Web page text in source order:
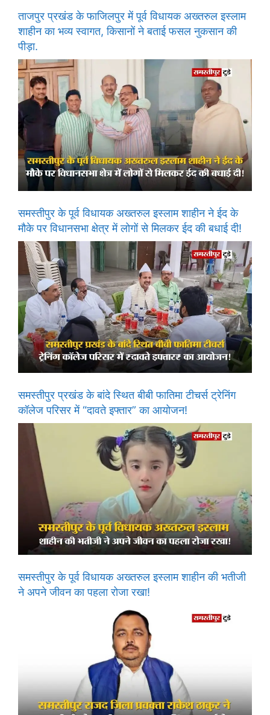
ताजपुर प्रखंड के फाजिलपुर में पूर्व विधायक अख्तरुल इस्लाम
शाहीन का भव्य स्वागत, किसानों ने बताई फसल नुकसान की
पीड़ा.
समस्तीपुर के पूर्व विधायक अख्तरुल इस्लाम शाहीन ने ईद के
मौके पर विधानसभा क्षेत्र में लोगों से मिलकर ईद की बधाई दी!
समस्तीपुर प्रखंड के बांदे स्थित बीबी फातिमा टीचर्स ट्रेनिंग
कॉलेज परिसर में “दावते इफ्तार” का आयोजन!
समस्तीपुर के पूर्व विधायक अख्तरुल इस्लाम शाहीन की भतीजी
ने अपने जीवन का पहला रोजा रखा!